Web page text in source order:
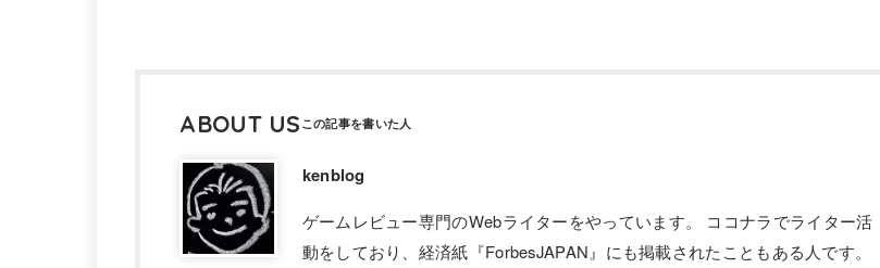
ABOUT US
kenblog
ゲームレビュー専門のWebライターをやっています。 ココナラでライター活
動をしており、経済紙『ForbesJAPAN』にも掲載されたこともある人です。